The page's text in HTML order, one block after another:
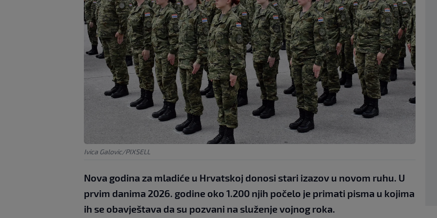
Ivica Galovic/PIXSELL
Nova godina za mladiće u Hrvatskoj donosi stari izazov u novom ruhu. U
prvim danima 2026. godine oko 1.200 njih počelo je primati pisma u kojima
ih se obavještava da su pozvani na služenje vojnog roka.